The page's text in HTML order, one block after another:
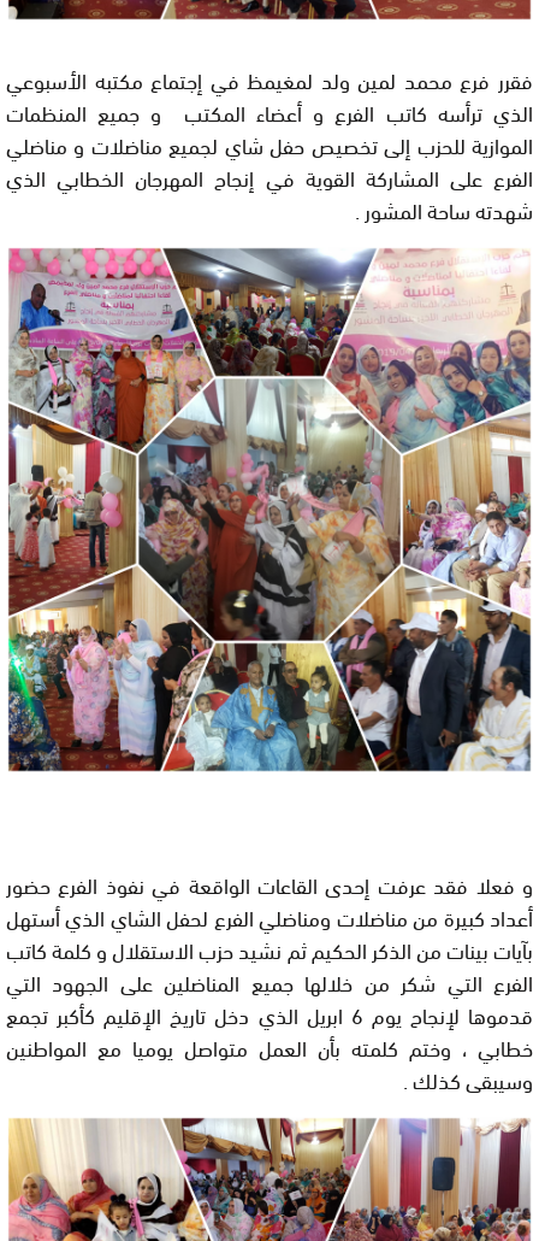
فقرر فرع محمد لمين ولد لمغيمظ في إجتماع مكتبه الأسبوعي
الذي ترأسه كاتب الفرع و أعضاء المكتب و جميع المنظمات
الموازية للحزب إلى تخصيص حفل شاي لجميع مناضلات و مناضلي
الفرع على المشاركة القوية في إنجاح المهرجان الخطابي الذي
شهدته ساحة المشور .
و فعلا فقد عرفت إحدى القاعات الواقعة في نفوذ الفرع حضور
أعداد كبيرة من مناضلات ومناضلي الفرع لحفل الشاي الذي أستهل
بآيات بينات من الذكر الحكيم ثم نشيد حزب الاستقلال و كلمة كاتب
الفرع التي شكر من خلالها جميع المناضلين على الجهود التي
قدموها لإنجاح يوم 6 ابريل الذي دخل تاريخ الإقليم كأكبر تجمع
خطابي ، وختم كلمته بأن العمل متواصل يوميا مع المواطنين
وسيبقى كذلك .